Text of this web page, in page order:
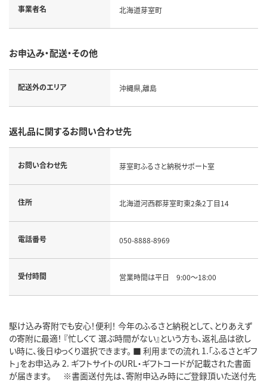
事業者名 北海道芽室町
お申込み・配送・その他
配送外のエリア 沖縄県,離島
返礼品に関するお問い合わせ先
お問い合わせ先 芽室町ふるさと納税サポート室
住所 北海道河西郡芽室町東2条2丁目14
電話番号 050-8888-8969
受付時間 営業時間は平日 9:00～18:00
駆け込み寄附でも安心！便利！ 今年のふるさと納税として、とりあえず
の寄附に最適！ 『忙しくて 選ぶ時間がない』という方も、返礼品は欲し
い時に、後日ゆっくり選択できます。 ■ 利用までの流れ 1.「ふるさとギフ
ト」をお申込み 2. ギフトサイトのURL・ギフトコードが記載された書面
が届きます。 ※書面送付先は、寄附申込み時にご登録頂いた送付先